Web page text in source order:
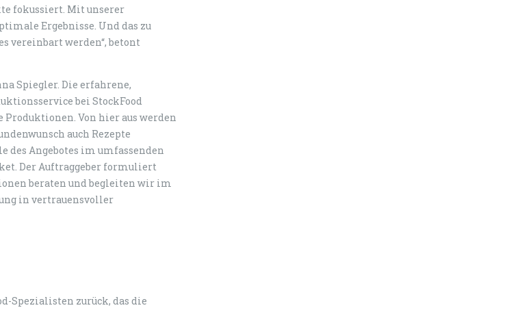
fokussiert. Mit unserer
Ergebnisse. Und das zu
vereinbart werden“, betont
Spiegler. Die erfahrene,
bei StockFood
Von hier aus werden
auch Rezepte
des Angebotes im umfassenden
Der Auftraggeber formuliert
beraten und begleiten wir im
in vertrauensvoller
Spezialisten zurück, das die